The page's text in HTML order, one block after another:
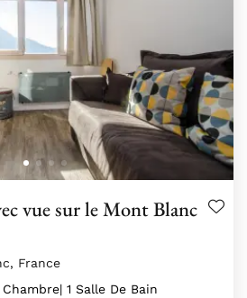
vue sur le Mont Blanc
France
Chambre| 1 Salle De Bain